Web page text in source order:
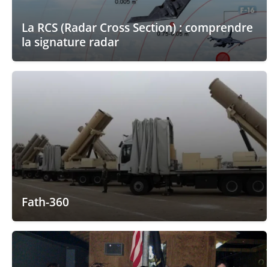
La RCS (Radar Cross Section) : comprendre
la signature radar
Fath-360